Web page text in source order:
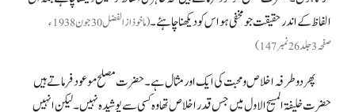
الفاظ کے اندر حقیقت جو مخفی ہو اس کو دیکھنا چاہئے۔
(ماخوذ از الفضل 30 جون 1938ء
صفحہ 3جلد26 نمبر147)
پھر دوطرفہ اخلاص و محبت کی ایک اور مثال ہے۔ حضرت مصلح موعود فرماتے ہیں
حضرت خلیفۃ المسیح الاول میں جس قدر اخلاص تھا وہ کسی سے پوشیدہ نہیں۔ لیکن انہیں